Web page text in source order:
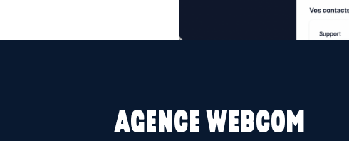
AGENCE WEBCOM